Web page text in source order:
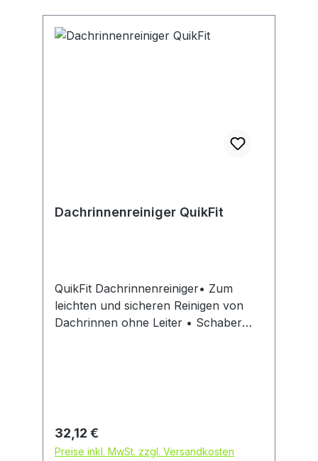
Dachrinnenreiniger QuikFit
QuikFit Dachrinnenreiniger• Zum
leichten und sicheren Reinigen von
Dachrinnen ohne Leiter • Schaber
eingestellt und arretiert werden • Für
den Einsatz mit den QuikFit Teleskop-
Regulärer Preis:
32,12 €
Preise inkl. MwSt. zzgl. Versandkosten